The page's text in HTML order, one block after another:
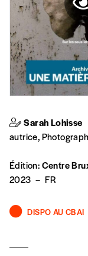
Sarah Lohisse
autrice,
Édition:Centre
2023 – FR
DISPO AU CBAI